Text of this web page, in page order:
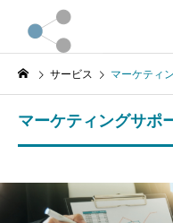
サービス マーケティ
マーケティングサポ